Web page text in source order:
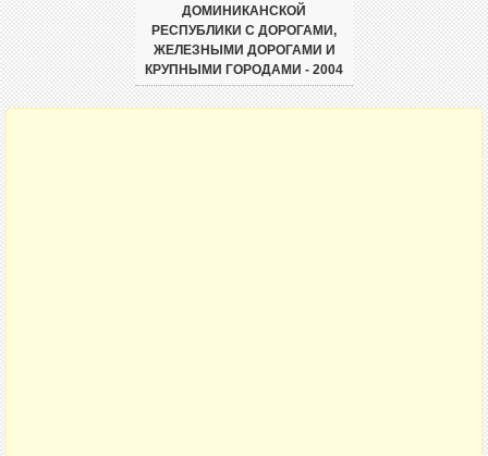
ДОМИНИКАНСКОЙ
РЕСПУБЛИКИ С ДОРОГАМИ,
ЖЕЛЕЗНЫМИ ДОРОГАМИ И
КРУПНЫМИ ГОРОДАМИ - 2004